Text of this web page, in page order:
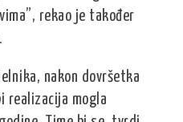
rekao je također
nakon dovršetka
realizacija mogla